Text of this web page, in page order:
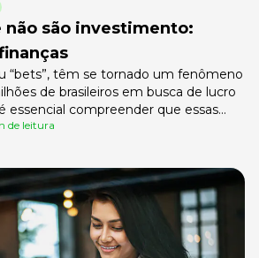
não são investimento:
“bets”, têm se tornado um fenômeno
de brasileiros em busca de lucro
essencial compreender que essas
vistas como uma forma de
famílias, […]
de leitura